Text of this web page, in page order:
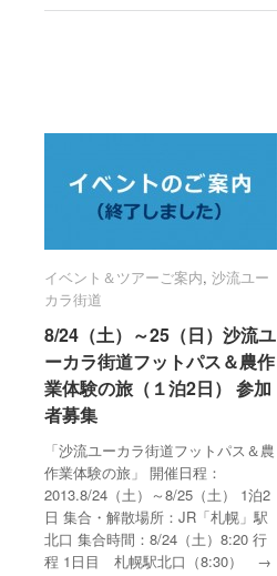
イベント＆ツアーご案内, 沙流ユー
カラ街道
8/24（土）～25（日）沙流ユ
ーカラ街道フットパス＆農作
業体験の旅（１泊2日） 参加
者募集
「沙流ユーカラ街道フットパス＆農
作業体験の旅」 開催日程：
2013.8/24（土）～8/25（土） 1泊2
日 集合・解散場所：JR「札幌」駅
北口 集合時間：8/24（土）8:20 行
程 1日目 札幌駅北口（8:30） →
イベント＆ツアーご案内 沙流ユー
カラ街道
8/24（土）～25（日）沙流ユ
ーカラ街道フットパス＆農作
業体験の旅（１泊2日） 参加
者募集